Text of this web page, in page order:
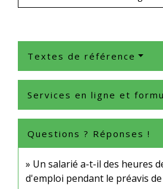
Textes de référence
Services en ligne et
Questions ? Réponses !
Un salarié a-t-il des heures
d'emploi pendant le préavis